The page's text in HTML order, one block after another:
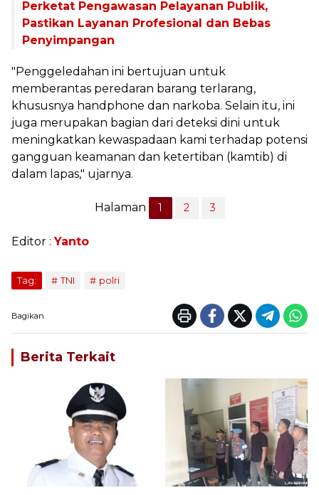
Perketat Pengawasan Pelayanan Publik,
Pastikan Layanan Profesional dan Bebas
Penyimpangan
"Penggeledahan ini bertujuan untuk
memberantas peredaran barang terlarang,
khususnya handphone dan narkoba. Selain itu, ini
juga merupakan bagian dari deteksi dini untuk
meningkatkan kewaspadaan kami terhadap potensi
gangguan keamanan dan ketertiban (kamtib) di
dalam lapas," ujarnya.
Halaman 1 2 3
Editor :Yanto
Tag: TNI polri
Bagikan
Berita Terkait